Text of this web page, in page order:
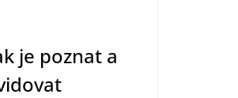
je poznat a